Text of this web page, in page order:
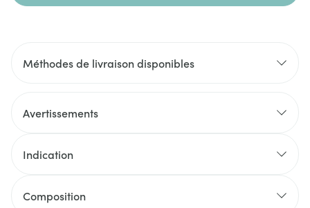
Méthodes de livraison disponibles
Avertissements
Indication
Composition